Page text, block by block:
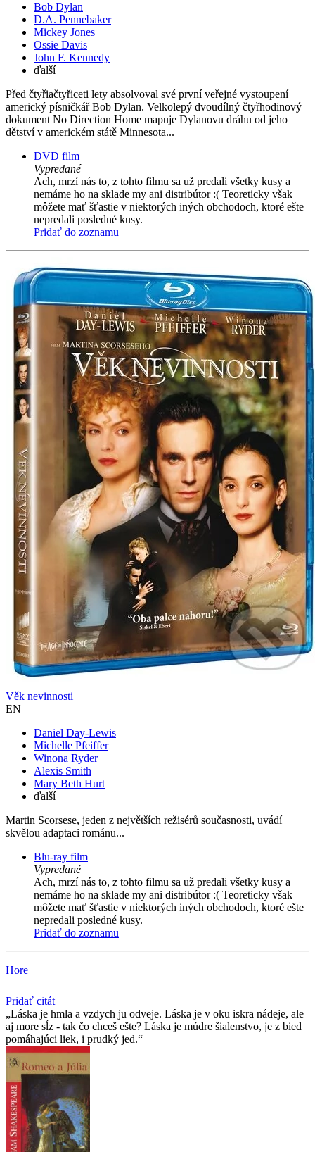
Bob Dylan
D.A. Pennebaker
Mickey Jones
Ossie Davis
John F. Kennedy
ďalší
Před čtyřiačtyřiceti lety absolvoval své první veřejné vystoupení
americký písničkář Bob Dylan. Velkolepý dvoudílný čtyřhodinový
dokument No Direction Home mapuje Dylanovu dráhu od jeho
dětství v americkém státě Minnesota...
DVD film
Vypredané
Ach, mrzí nás to, z tohto filmu sa už predali všetky kusy a
nemáme ho na sklade my ani distribútor :( Teoreticky však
môžete mať šťastie v niektorých iných obchodoch, ktoré ešte
nepredali posledné kusy.
Pridať do zoznamu
Věk nevinnosti
EN
Daniel Day-Lewis
Michelle Pfeiffer
Winona Ryder
Alexis Smith
Mary Beth Hurt
ďalší
Martin Scorsese, jeden z největších režisérů současnosti, uvádí
skvělou adaptaci románu...
Blu-ray film
Vypredané
Ach, mrzí nás to, z tohto filmu sa už predali všetky kusy a
nemáme ho na sklade my ani distribútor :( Teoreticky však
môžete mať šťastie v niektorých iných obchodoch, ktoré ešte
nepredali posledné kusy.
Pridať do zoznamu
Hore
Pridať citát
Láska je hmla a vzdych ju odveje. Láska je v oku iskra nádeje, ale
aj more sĺz - tak čo chceš ešte? Láska je múdre šialenstvo, je z bied
pomáhajúci liek, i prudký jed.